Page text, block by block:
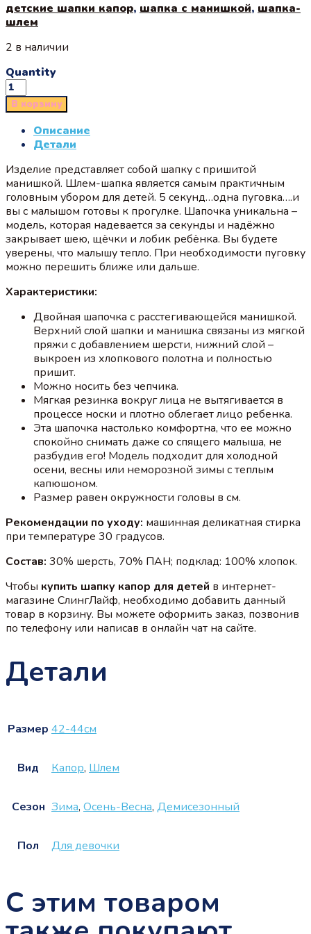
детские шапки капор, шапка с манишкой, шапка-
шлем
2 в наличии
Quantity
В корзину
Описание
Детали
Изделие представляет собой шапку с пришитой
манишкой. Шлем-шапка является самым практичным
головным убором для детей. 5 секунд…одна пуговка….и
вы с малышом готовы к прогулке. Шапочка уникальна –
модель, которая надевается за секунды и надёжно
закрывает шею, щёчки и лобик ребёнка. Вы будете
уверены, что малышу тепло. При необходимости пуговку
можно перешить ближе или дальше.
Характеристики:
Двойная шапочка с расстегивающейся манишкой.
Верхний слой шапки и манишка связаны из мягкой
пряжи с добавлением шерсти, нижний слой –
выкроен из хлопкового полотна и полностью
пришит.
Можно носить без чепчика.
Мягкая резинка вокруг лица не вытягивается в
процессе носки и плотно облегает лицо ребенка.
Эта шапочка настолько комфортна, что ее можно
спокойно снимать даже со спящего малыша, не
разбудив его! Модель подходит для холодной
осени, весны или неморозной зимы с теплым
капюшоном.
Размер равен окружности головы в см.
Рекомендации по уходу: машинная деликатная стирка
при температуре 30 градусов.
Состав: 30% шерсть, 70% ПАН; подклад: 100% хлопок.
Чтобы купить шапку капор для детей в интернет-
магазине СлингЛайф, необходимо добавить данный
товар в корзину. Вы можете оформить заказ, позвонив
по телефону или написав в онлайн чат на сайте.
Детали
Размер 42-44см
Вид Капор, Шлем
Сезон Зима, Осень-Весна, Демисезонный
Пол Для девочки
С этим товаром